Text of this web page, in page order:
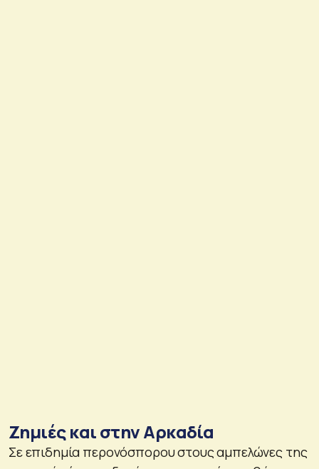
Ζημιές και στην Αρκαδία
Σε επιδημία περονόσπορου στους αμπελώνες της